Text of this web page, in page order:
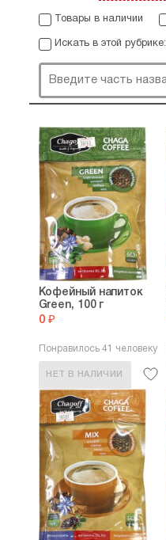
Товары в наличии
Искать в этой рубрике:
Кофейный напиток
Green, 100 г
0 ₽
Понравилось 41 человеку
НЕТ В НАЛИЧИИ